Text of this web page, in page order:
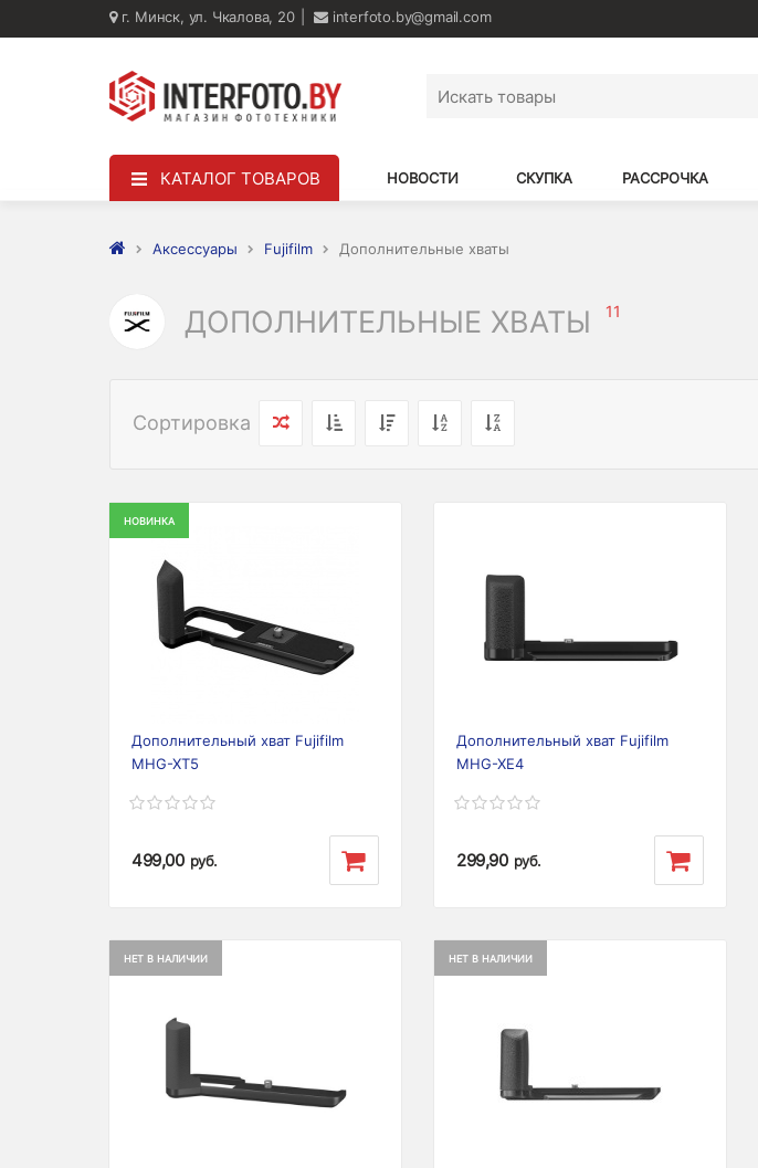
г. Минск, ул. Чкалова, 20 interfoto.by@gmail.com
КАТАЛОГ ТОВАРОВ НОВОСТИ СКУПКА РАССРОЧКА
Аксессуары Fujifilm Дополнительные хваты
ДОПОЛНИТЕЛЬНЫЕ ХВАТЫ 11
Сортировка
НОВИНКА
Previous
Дополнительный хват Fujifilm
MHG-XT5
499,00 руб.
Previous
Дополнительный хват Fujifilm
MHG-XE4
299,90 руб.
НЕТ В НАЛИЧИИ
Previous
НЕТ В НАЛИЧИИ
Previous